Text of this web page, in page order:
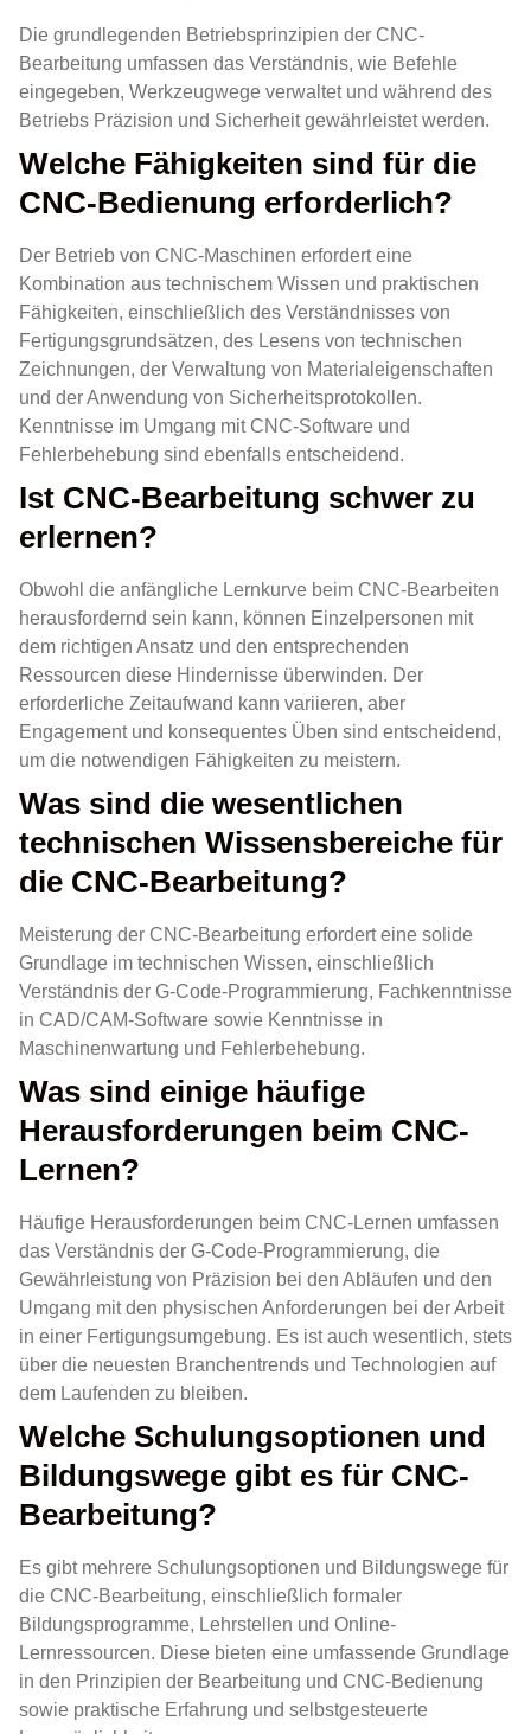
Die grundlegenden Betriebsprinzipien der CNC-
Bearbeitung umfassen das Verständnis, wie Befehle
eingegeben, Werkzeugwege verwaltet und während des
Betriebs Präzision und Sicherheit gewährleistet werden.
Welche Fähigkeiten sind für die
CNC-Bedienung erforderlich?
Der Betrieb von CNC-Maschinen erfordert eine
Kombination aus technischem Wissen und praktischen
Fähigkeiten, einschließlich des Verständnisses von
Fertigungsgrundsätzen, des Lesens von technischen
Zeichnungen, der Verwaltung von Materialeigenschaften
und der Anwendung von Sicherheitsprotokollen.
Kenntnisse im Umgang mit CNC-Software und
Fehlerbehebung sind ebenfalls entscheidend.
Ist CNC-Bearbeitung schwer zu
erlernen?
Obwohl die anfängliche Lernkurve beim CNC-Bearbeiten
herausfordernd sein kann, können Einzelpersonen mit
dem richtigen Ansatz und den entsprechenden
Ressourcen diese Hindernisse überwinden. Der
erforderliche Zeitaufwand kann variieren, aber
Engagement und konsequentes Üben sind entscheidend,
um die notwendigen Fähigkeiten zu meistern.
Was sind die wesentlichen
technischen Wissensbereiche für
die CNC-Bearbeitung?
Meisterung der CNC-Bearbeitung erfordert eine solide
Grundlage im technischen Wissen, einschließlich
Verständnis der G-Code-Programmierung, Fachkenntnisse
in CAD/CAM-Software sowie Kenntnisse in
Maschinenwartung und Fehlerbehebung.
Was sind einige häufige
Herausforderungen beim CNC-
Lernen?
Häufige Herausforderungen beim CNC-Lernen umfassen
das Verständnis der G-Code-Programmierung, die
Gewährleistung von Präzision bei den Abläufen und den
Umgang mit den physischen Anforderungen bei der Arbeit
in einer Fertigungsumgebung. Es ist auch wesentlich, stets
über die neuesten Branchentrends und Technologien auf
dem Laufenden zu bleiben.
Welche Schulungsoptionen und
Bildungswege gibt es für CNC-
Bearbeitung?
Es gibt mehrere Schulungsoptionen und Bildungswege für
die CNC-Bearbeitung, einschließlich formaler
Bildungsprogramme, Lehrstellen und Online-
Lernressourcen. Diese bieten eine umfassende Grundlage
in den Prinzipien der Bearbeitung und CNC-Bedienung
sowie praktische Erfahrung und selbstgesteuerte